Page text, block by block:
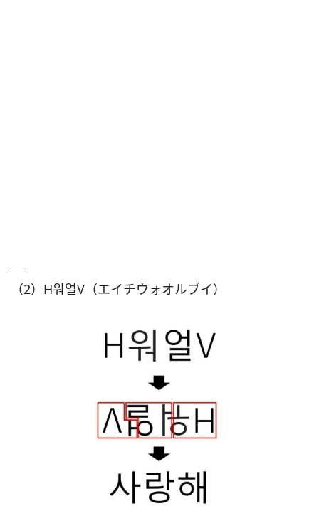
（2）H워얼V（エイチウォオルブイ）